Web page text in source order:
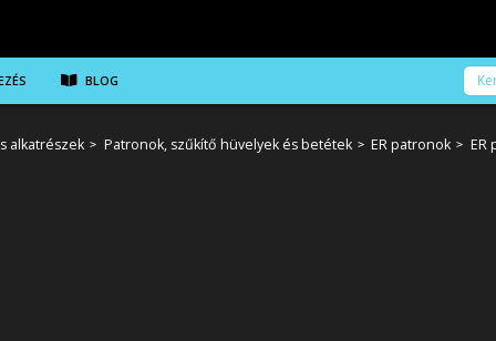
BLOG
alkatrészek Patronok, szűkítő hüvelyek és betétek ER patronok ER